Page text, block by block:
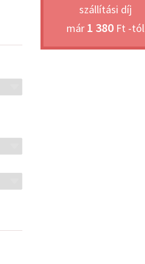
szállítási díj
már 1 380 Ft -tól